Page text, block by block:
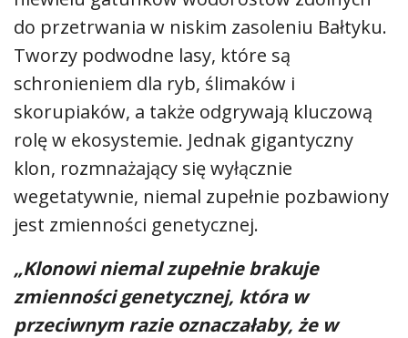
do przetrwania w niskim zasoleniu Bałtyku.
Tworzy podwodne lasy, które są
schronieniem dla ryb, ślimaków i
skorupiaków, a także odgrywają kluczową
rolę w ekosystemie. Jednak gigantyczny
klon, rozmnażający się wyłącznie
wegetatywnie, niemal zupełnie pozbawiony
jest zmienności genetycznej.
„Klonowi niemal zupełnie brakuje
zmienności genetycznej, która w
przeciwnym razie oznaczałaby, że w